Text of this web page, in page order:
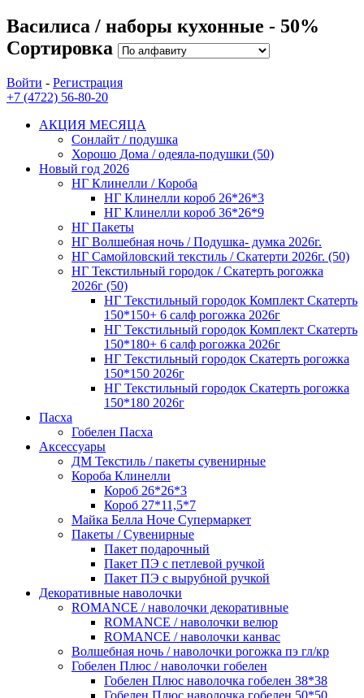
Василиса / наборы кухонные - 50%
Сортировка
Войти - Регистрация
+7 (4722) 56-80-20
АКЦИЯ МЕСЯЦА
Сонлайт / подушка
Хорошо Дома / одеяла-подушки (50)
Новый год 2026
НГ Клинелли / Короба
НГ Клинелли короб 26*26*3
НГ Клинелли короб 36*26*9
НГ Пакеты
НГ Волшебная ночь / Подушка- думка 2026г.
НГ Самойловский текстиль / Скатерти 2026г. (50)
НГ Текстильный городок / Скатерть рогожка
2026г (50)
НГ Текстильный городок Комплект Скатерть
150*150+ 6 салф рогожка 2026г
НГ Текстильный городок Комплект Скатерть
150*180+ 6 салф рогожка 2026г
НГ Текстильный городок Скатерть рогожка
150*150 2026г
НГ Текстильный городок Скатерть рогожка
150*180 2026г
Пасха
Гобелен Пасха
Аксессуары
ДМ Текстиль / пакеты сувенирные
Короба Клинелли
Короб 26*26*3
Короб 27*11,5*7
Майка Белла Ноче Супермаркет
Пакеты / Сувенирные
Пакет подарочный
Пакет ПЭ с петлевой ручкой
Пакет ПЭ с вырубной ручкой
Декоративные наволочки
ROMANCE / наволочки декоративные
ROMANCE / наволочки велюр
ROMANCE / наволочки канвас
Волшебная ночь / наволочки рогожка пэ гл/кр
Гобелен Плюс / наволочки гобелен
Гобелен Плюс наволочка гобелен 38*38